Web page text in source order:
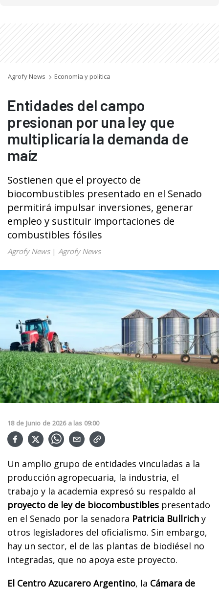
Agrofy News Economía y política
Entidades del campo
presionan por una ley que
multiplicaría la demanda de
maíz
Sostienen que el proyecto de
biocombustibles presentado en el Senado
permitirá impulsar inversiones, generar
empleo y sustituir importaciones de
combustibles fósiles
Agrofy News| Agrofy News
18 de Junio de 2026 a las 09:00
Un amplio grupo de entidades vinculadas a la
producción agropecuaria, la industria, el
trabajo y la academia expresó su respaldo al
proyecto de ley de biocombustibles presentado
en el Senado por la senadora Patricia Bullrich y
otros legisladores del oficialismo. Sin embargo,
hay un sector, el de las plantas de biodiésel no
integradas, que no apoya este proyecto.
El Centro Azucarero Argentino, la Cámara de